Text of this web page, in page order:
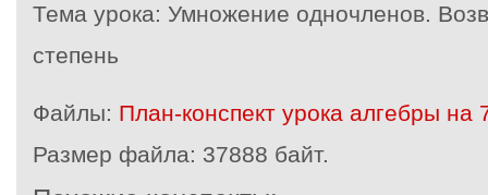
Тема урока: Умножение одночленов.
степень
Файлы: План-конспект урока алгебры
Размер файла: 37888 байт.